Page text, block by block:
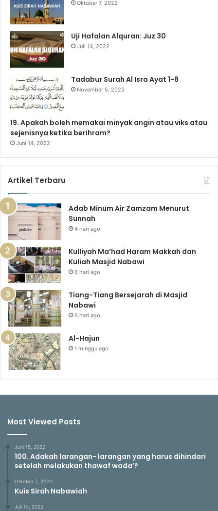
Oktober 7, 2022
Uji Hafalan Alquran: Juz 30
Juli 14, 2022
Tadabur Surah Al Isra Ayat 1-8
November 5, 2023
19. Apakah boleh memakai minyak angin atau viks atau
sejenisnya ketika berihram?
Juni 14, 2022
Artikel Terbaru
Adab Minum Air Zamzam Menurut
Sunnah
4 hari ago
Kulliyah Ma’had Haram Makkah dan
Kuliah Masjid Nabawi
6 hari ago
Tiang-Tiang Bersejarah di Masjid
Nabawi
6 hari ago
Al-Hajun
1 minggu ago
Most Viewed Posts
Juni 15, 2022
100. Adakah larangan- larangan yang harus dihindari
setelah melakukan thawaf wada’?
Oktober 7, 2022
Kuis Sirah Nabawiah
Juli 14, 2022